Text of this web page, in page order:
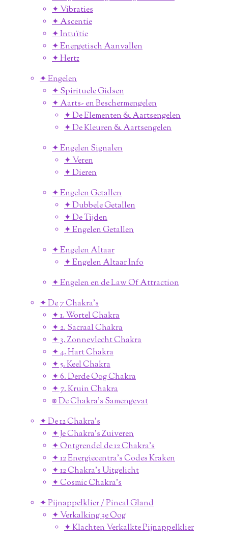
✦ Vibraties
✦ Ascentie
✦ Intuïtie
✦ Energetisch Aanvallen
✦ Hertz
✦ Engelen
✦ Spirituele Gidsen
✦ Aarts- en Beschermengelen
✦ De Elementen & Aartsengelen
✦ De Kleuren & Aartsengelen
✦ Engelen Signalen
✦ Veren
✦ Dieren
✦ Engelen Getallen
✦ Dubbele Getallen
✦ De Tijden
✦ Engelen Getallen
✦ Engelen Altaar
✦ Engelen Altaar Info
✦ Engelen en de Law Of Attraction
✦ De 7 Chakra's
✦ 1. Wortel Chakra
✦ 2. Sacraal Chakra
✦ 3. Zonnevlecht Chakra
✦ 4. Hart Chakra
✦ 5. Keel Chakra
✦ 6. Derde Oog Chakra
✦ 7. Kruin Chakra
⎈ De Chakra's Samengevat
✦ De 12 Chakra's
✦ Je Chakra's Zuiveren
✦ Ontgrendel de 12 Chakra's
✦ 12 Energiecentra's Codes Kraken
✦ 12 Chakra's Uitgelicht
✦ Cosmic Chakra's
✦ Pijnappelklier / Pineal Gland
✦ Verkalking 3e Oog
✦ Klachten Verkalkte Pijnappelklier